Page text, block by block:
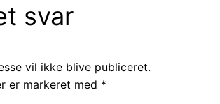
svar
vil ikke blive publiceret.
er markeret med *